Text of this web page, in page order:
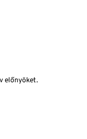
előnyöket.